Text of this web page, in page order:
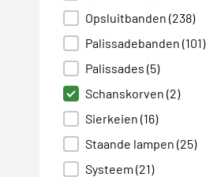
Opsluitbanden (238)
Palissadebanden (101)
Palissades (5)
Schanskorven (2)
Sierkeien (16)
Staande lampen (25)
Systeem (21)